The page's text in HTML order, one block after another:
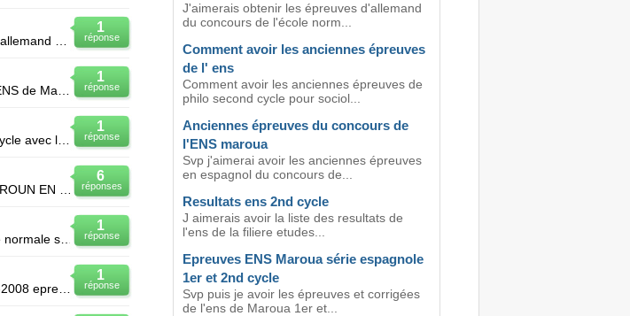
1
réponse
1
réponse
1
réponse
Je voudrais les anciennes épreuves du concours de l'ENS 1er cycle avec les corrigés session 2004-200
6
réponses
1
réponse
Besoin d'anciennes épreuves de biologie du concours de l'école normale second cycle et corrigés
1
réponse
Je voudrais avoir les epreuves du probatoire A4 allemand 2007-2008 epreuves de physique ch
J'aimerais obtenir les épreuves d'allemand
du concours de l'école norm...
Comment avoir les anciennes épreuves
de l' ens
Comment avoir les anciennes épreuves de
philo second cycle pour sociol...
Anciennes épreuves du concours de
l'ENS maroua
Svp j'aimerai avoir les anciennes épreuves
en espagnol du concours de...
Resultats ens 2nd cycle
J aimerais avoir la liste des resultats de
l'ens de la filiere etudes...
Epreuves ENS Maroua série espagnole
1er et 2nd cycle
Svp puis je avoir les épreuves et corrigées
de l'ens de Maroua 1er et...